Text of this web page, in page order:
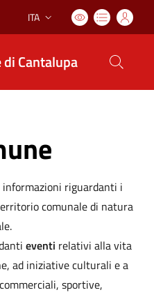
Lingua attiva:
ITA
di Cantalupa
informazioni riguardanti i
comunale di natura
eventi relativi alla vita
ad iniziative culturali e a
sportive,